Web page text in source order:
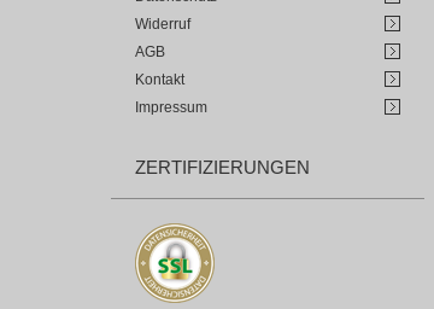
Widerruf
AGB
Kontakt
Impressum
ZERTIFIZIERUNGEN